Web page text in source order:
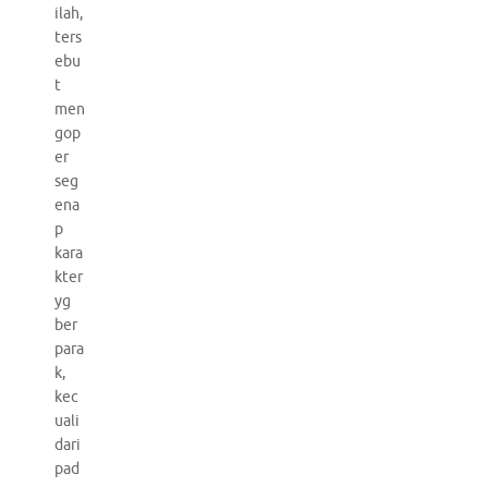
ilah,
ters
ebu
t
men
gop
er
seg
ena
p
kara
kter
yg
ber
para
k,
kec
uali
dari
pad